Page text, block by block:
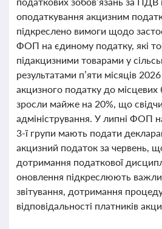
оподаткування акцизним
підкреслено вимоги щодо
ФОП на єдиному податку, які
підакцизними товарами у
результатами п’яти місяців
акцизного податку до
зросли майже на 20%, що
адміністрування. У липні ФОП
3-ї групи мають подати
акцизний податок за червень,
дотримання податкової
оновлення підкреслюють
звітування, дотримання
відповідальності платників